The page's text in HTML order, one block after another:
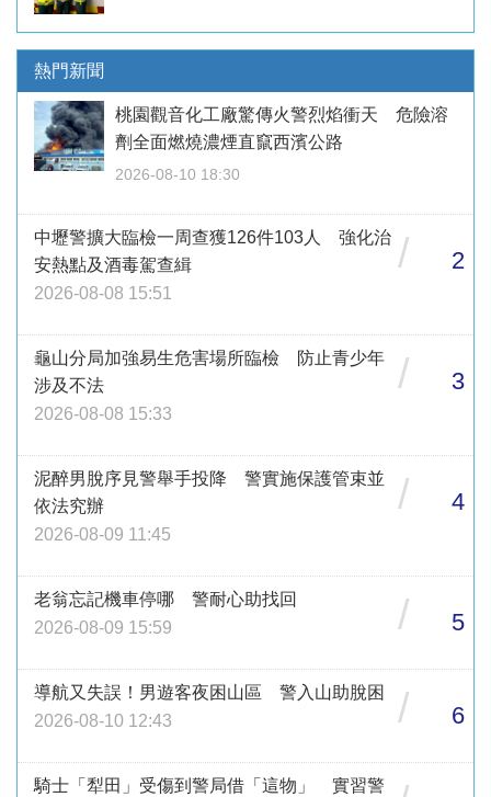
熱門新聞
桃園觀音化工廠驚傳火警烈焰衝天 危險溶
劑全面燃燒濃煙直竄西濱公路
2026-08-10 18:30
中壢警擴大臨檢一周查獲126件103人 強化治
安熱點及酒毒駕查緝
2026-08-08 15:51
/ 2
龜山分局加強易生危害場所臨檢 防止青少年
涉及不法
2026-08-08 15:33
/ 3
泥醉男脫序見警舉手投降 警實施保護管束並
依法究辦
2026-08-09 11:45
/ 4
老翁忘記機車停哪 警耐心助找回
2026-08-09 15:59
/ 5
導航又失誤！男遊客夜困山區 警入山助脫困
2026-08-10 12:43
/ 6
騎士「犁田」受傷到警局借「這物」 實習警